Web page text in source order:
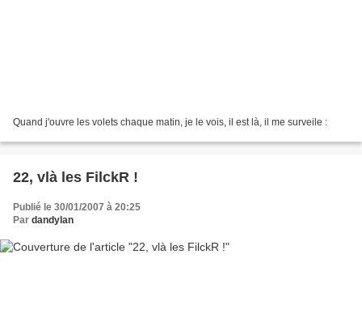
Quand j'ouvre les volets chaque matin, je le vois, il est là, il me surveile :
22, vlà les FilckR !
Publié le 30/01/2007 à 20:25
Par dandylan